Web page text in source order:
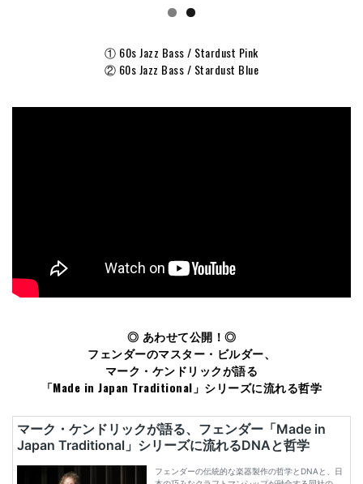
① 60s Jazz Bass / Stardust Pink
② 60s Jazz Bass / Stardust Blue
◎ あわせて公開！◎
フェンダーのマスター・ビルダー、
マーク・ケンドリックが語る
「Made in Japan Traditional」シリーズに流れる哲学